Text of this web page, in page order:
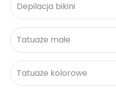
Depilacja bikini
Tatuaże małe
Tatuaże kolorowe